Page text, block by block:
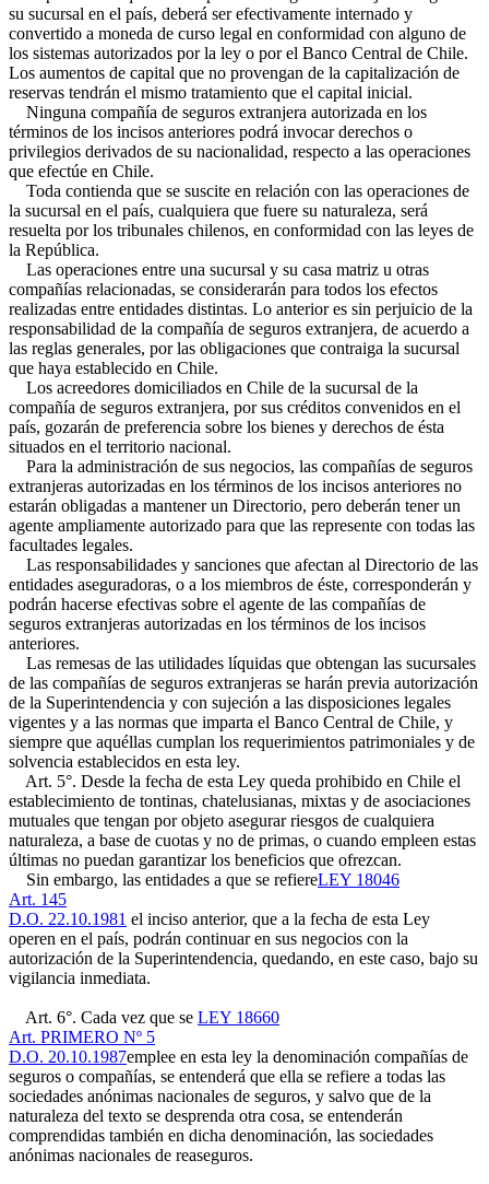
su sucursal en el país, deberá ser efectivamente internado y
convertido a moneda de curso legal en conformidad con alguno de
los sistemas autorizados por la ley o por el Banco Central de Chile.
Los aumentos de capital que no provengan de la capitalización de
reservas tendrán el mismo tratamiento que el capital inicial.
Ninguna compañía de seguros extranjera autorizada en los
términos de los incisos anteriores podrá invocar derechos o
privilegios derivados de su nacionalidad, respecto a las operaciones
que efectúe en Chile.
Toda contienda que se suscite en relación con las operaciones de
la sucursal en el país, cualquiera que fuere su naturaleza, será
resuelta por los tribunales chilenos, en conformidad con las leyes de
la República.
Las operaciones entre una sucursal y su casa matriz u otras
compañías relacionadas, se considerarán para todos los efectos
realizadas entre entidades distintas. Lo anterior es sin perjuicio de la
responsabilidad de la compañía de seguros extranjera, de acuerdo a
las reglas generales, por las obligaciones que contraiga la sucursal
que haya establecido en Chile.
Los acreedores domiciliados en Chile de la sucursal de la
compañía de seguros extranjera, por sus créditos convenidos en el
país, gozarán de preferencia sobre los bienes y derechos de ésta
situados en el territorio nacional.
Para la administración de sus negocios, las compañías de seguros
extranjeras autorizadas en los términos de los incisos anteriores no
estarán obligadas a mantener un Directorio, pero deberán tener un
agente ampliamente autorizado para que las represente con todas las
facultades legales.
Las responsabilidades y sanciones que afectan al Directorio de las
entidades aseguradoras, o a los miembros de éste, corresponderán y
podrán hacerse efectivas sobre el agente de las compañías de
seguros extranjeras autorizadas en los términos de los incisos
anteriores.
Las remesas de las utilidades líquidas que obtengan las sucursales
de las compañías de seguros extranjeras se harán previa autorización
de la Superintendencia y con sujeción a las disposiciones legales
vigentes y a las normas que imparta el Banco Central de Chile, y
siempre que aquéllas cumplan los requerimientos patrimoniales y de
solvencia establecidos en esta ley.
Art. 5°. Desde la fecha de esta Ley queda prohibido en Chile el
establecimiento de tontinas, chatelusianas, mixtas y de asociaciones
mutuales que tengan por objeto asegurar riesgos de cualquiera
naturaleza, a base de cuotas y no de primas, o cuando empleen estas
últimas no puedan garantizar los beneficios que ofrezcan.
Sin embargo, las entidades a que se refiereLEY 18046
Art. 145
D.O. 22.10.1981 el inciso anterior, que a la fecha de esta Ley
operen en el país, podrán continuar en sus negocios con la
autorización de la Superintendencia, quedando, en este caso, bajo su
vigilancia inmediata.
Art. 6°. Cada vez que se LEY 18660
Art. PRIMERO Nº 5
D.O. 20.10.1987emplee en esta ley la denominación compañías de
seguros o compañías, se entenderá que ella se refiere a todas las
sociedades anónimas nacionales de seguros, y salvo que de la
naturaleza del texto se desprenda otra cosa, se entenderán
comprendidas también en dicha denominación, las sociedades
anónimas nacionales de reaseguros.